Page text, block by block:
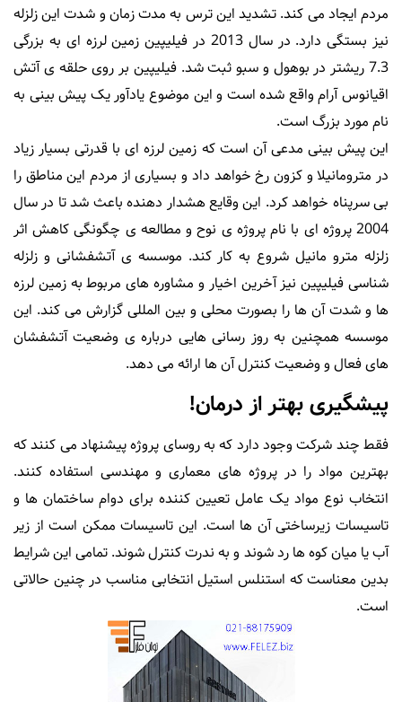
مردم ایجاد می کند. تشدید این ترس به مدت زمان و شدت این زلزله
نیز بستگی دارد. در سال 2013 در فیلیپین زمین لرزه ای به بزرگی
7.3 ریشتر در بوهول و سبو ثبت شد. فیلیپین بر روی حلقه ی آتش
اقیانوس آرام واقع شده است و این موضوع یادآور یک پیش بینی به
نام مورد بزرگ است.
این پیش بینی مدعی آن است که زمین لرزه ای با قدرتی بسیار زیاد
در مترومانیلا و کزون رخ خواهد داد و بسیاری از مردم این مناطق را
بی سرپناه خواهد کرد. این وقایع هشدار دهنده باعث شد تا در سال
2004 پروژه ای با نام پروژه ی نوح و مطالعه ی چگونگی کاهش اثر
زلزله مترو مانیل شروع به کار کند. موسسه ی آتشفشانی و زلزله
شناسی فیلیپین نیز آخرین اخیار و مشاوره های مربوط به زمین لرزه
ها و شدت آن ها را بصورت محلی و بین المللی گزارش می کند. این
موسسه همچنین به روز رسانی هایی درباره ی وضعیت آتشفشان
های فعال و وضعیت کنترل آن ها ارائه می دهد.
پیشگیری بهتر از درمان!
فقط چند شرکت وجود دارد که به روسای پروژه پیشنهاد می کنند که
بهترین مواد را در پروژه های معماری و مهندسی استفاده کنند.
انتخاب نوع مواد یک عامل تعیین کننده برای دوام ساختمان ها و
تاسیسات زیرساختی آن ها است. این تاسیسات ممکن است از زیر
آب یا میان کوه ها رد شوند و به ندرت کنترل شوند. تمامی این شرایط
بدین معناست که استنلس استیل انتخابی مناسب در چنین حالاتی
است.